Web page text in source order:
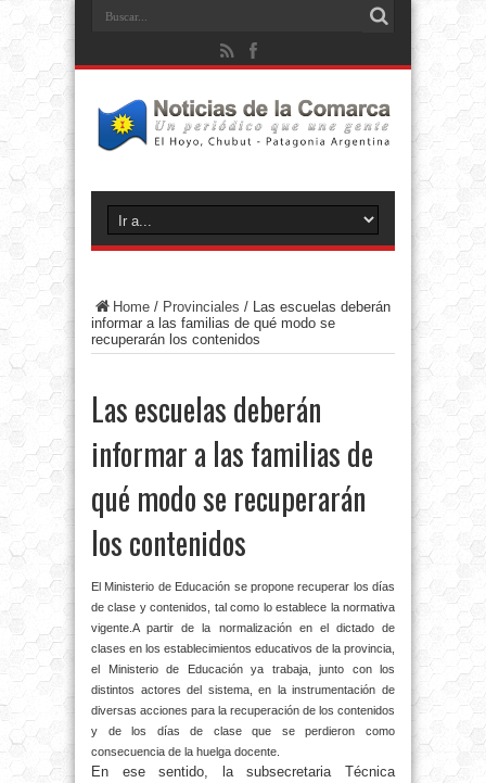
Home / Provinciales / Las escuelas deberán
informar a las familias de qué modo se
recuperarán los contenidos
Las escuelas deberán
informar a las familias de
qué modo se recuperarán
los contenidos
El Ministerio de Educación se propone recuperar los días
de clase y contenidos, tal como lo establece la normativa
vigente. A partir de la normalización en el dictado de
clases en los establecimientos educativos de la provincia,
el Ministerio de Educación ya trabaja, junto con los
distintos actores del sistema, en la instrumentación de
diversas acciones para la recuperación de los contenidos
y de los días de clase que se perdieron como
consecuencia de la huelga docente.
En ese sentido, la subsecretaria Técnica